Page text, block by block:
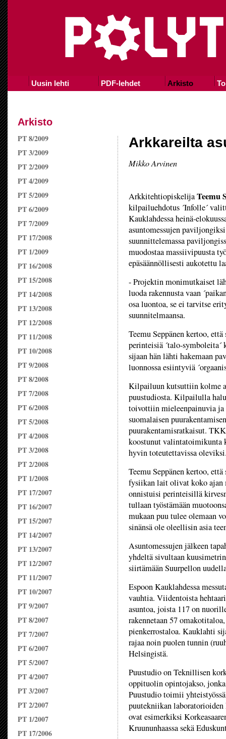
Uusin lehti PDF-lehdet Arkisto
Arkisto
PT 8/2009
PT 3/2009
PT 2/2009
PT 4/2009
PT 5/2009
PT 6/2009
PT 7/2009
PT 17/2008
PT 1/2009
PT 16/2008
PT 15/2008
PT 14/2008
PT 13/2008
PT 12/2008
PT 11/2008
PT 10/2008
PT 9/2008
PT 8/2008
PT 7/2008
PT 6/2008
PT 5/2008
PT 4/2008
PT 3/2008
PT 2/2008
PT 1/2008
PT 17/2007
PT 16/2007
PT 15/2007
PT 14/2007
PT 13/2007
PT 12/2007
PT 11/2007
PT 10/2007
PT 9/2007
PT 8/2007
PT 7/2007
PT 6/2007
PT 5/2007
PT 4/2007
PT 3/2007
PT 2/2007
PT 1/2007
PT 17/2006
Arkkareilta
Mikko Arvinen
ArkkitehtiopiskelijaTeemu
kilpailuehdotus ´Infolle´
Kauklahdessa heinä-
asuntomessujen
suunnittelemassa
muodostaa massiivipuusta
epäsäännöllisesti aukotettu
- Projektin monimutkaiset
luoda rakennusta vaan
osa luontoa, se ei tarvitse
suunnitelmaansa.
Teemu Seppänen kertoo,
perinteisiä ´talo-
sijaan hän lähti hakemaan
luonnossa esiintyviä
Kilpailuun kutsuttiin kolme
puustudiosta. Kilpailulla
toivottiin mieleenpainuvia ja
suomalaisen
puurakentamisratkaisut.
koostunut
hyvin toteutettavissa
Teemu Seppänen kertoo,
fysiikan lait olivat koko ajan
onnistuisi perinteisillä
tullaan työstämään
mukaan puu tulee olemaan
sinänsä ole oleellisin asia
Asuntomessujen jälkeen
yhdeltä sivultaan
siirtämään Suurpellon
Espoon Kauklahdessa
vauhtia. Viidentoista
asuntoa, joista 117 on
rakennetaan 57
pienkerrostaloa. Kauklahti
rajaa noin puolen tunnin
Helsingistä.
Puustudio on Teknillisen
oppituolin opintojakso,
Puustudio toimii
puutekniikan laboratorioiden
ovat esimerkiksi
Kruununhaassa sekä